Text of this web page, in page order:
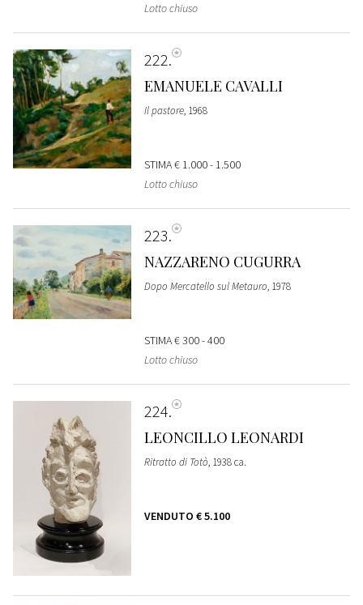
Lotto chiuso
222
EMANUELE CAVALLI
Il pastore, 1968
STIMA€ 1.000 - 1.500
Lotto chiuso
223
NAZZARENO CUGURRA
Dopo Mercatello sul Metauro, 1978
STIMA€ 300 - 400
Lotto chiuso
224
LEONCILLO LEONARDI
Ritratto di Totò, 1938 ca.
VENDUTO € 5.100